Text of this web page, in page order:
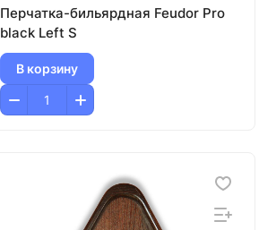
Перчатка-бильярдная Feudor Pro
black Left S
В корзину